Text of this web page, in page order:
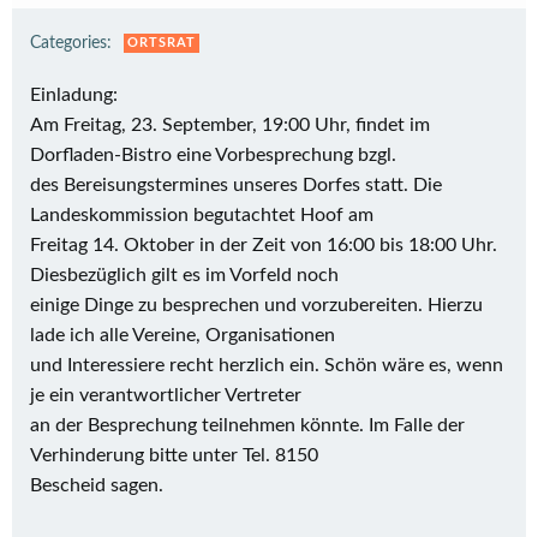
Categories: ORTSRAT
Einladung:
Am Freitag, 23. September, 19:00 Uhr, findet im
Dorfladen-Bistro eine Vorbesprechung bzgl.
des Bereisungstermines unseres Dorfes statt. Die
Landeskommission begutachtet Hoof am
Freitag 14. Oktober in der Zeit von 16:00 bis 18:00 Uhr.
Diesbezüglich gilt es im Vorfeld noch
einige Dinge zu besprechen und vorzubereiten. Hierzu
lade ich alle Vereine, Organisationen
und Interessiere recht herzlich ein. Schön wäre es, wenn
je ein verantwortlicher Vertreter
an der Besprechung teilnehmen könnte. Im Falle der
Verhinderung bitte unter Tel. 8150
Bescheid sagen.